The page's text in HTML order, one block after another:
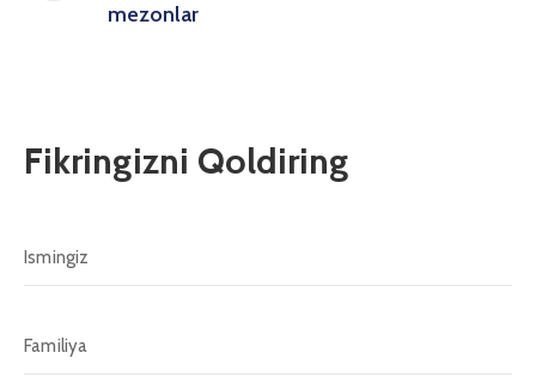
mezonlar
Fikringizni Qoldiring